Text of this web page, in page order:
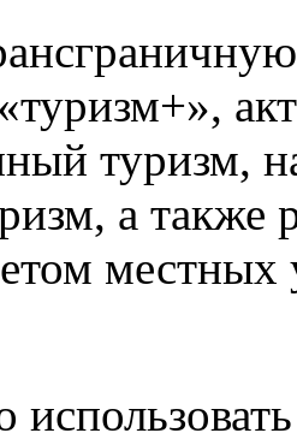
туризм,
а также
местных